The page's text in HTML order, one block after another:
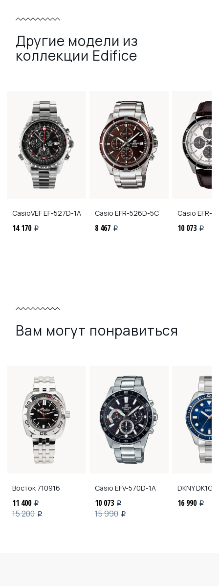
Другие модели из
коллекции Edifice
CasioVEFEF-527D-1A
14 170 i
Casio EFR-526D-5C
8 467 i
Casio EFR-
10 073 i
Вам могут понравиться
Восток 710916
11 400 i
15 200 i
Casio EFV-570D-1A
10 073 i
15 990 i
DKNY
16 990 i